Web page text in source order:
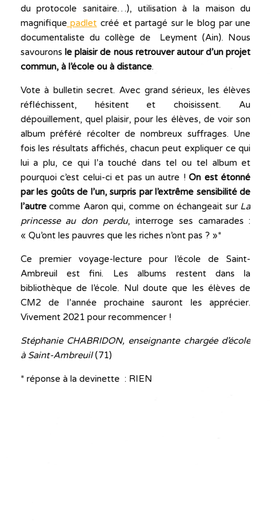
du protocole sanitaire…), utilisation à la maison du
magnifique padlet créé et partagé sur le blog par une
documentaliste du collège de Leyment (Ain). Nous
savourons le plaisir de nous retrouver autour d’un projet
commun, à l’école ou à distance.
Vote à bulletin secret. Avec grand sérieux, les élèves
réfléchissent, hésitent et choisissent. Au
dépouillement, quel plaisir, pour les élèves, de voir son
album préféré récolter de nombreux suffrages. Une
fois les résultats affichés, chacun peut expliquer ce qui
lui a plu, ce qui l’a touché dans tel ou tel album et
pourquoi c’est celui-ci et pas un autre !On est étonné
par les goûts de l’un, surpris par l’extrême sensibilité de
l’autrecomme Aaron qui, comme on échangeait sur La
princesse au don perdu, interroge ses camarades :
« Qu’ont les pauvres que les riches n’ont pas ? »*
Ce premier voyage-lecture pour l’école de Saint-
Ambreuil est fini. Les albums restent dans la
bibliothèque de l’école. Nul doute que les élèves de
CM2 de l’année prochaine sauront les apprécier.
Vivement 2021 pour recommencer !
Stéphanie CHABRIDON, enseignante chargée d’école
à Saint-Ambreuil(71)
* réponse à la devinette : RIEN